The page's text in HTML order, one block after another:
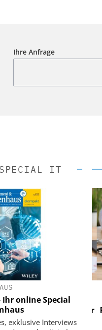
Ihre Anfrage
IT
online Special
exklusive Interviews
AG
im
Von digitaler
fähigen Steuerung